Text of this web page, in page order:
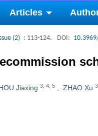
Articles
(2) : 113-124. DOI:
Jiaxing 3 4 5 ZHAO Xu 3